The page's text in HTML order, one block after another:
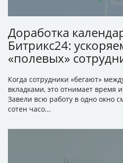
Доработка
Битрикс24:
«полевых»
Когда сотрудники «бегают»
вкладками, это отнимает время
Завели всю работу в одно окно
сотен часо...